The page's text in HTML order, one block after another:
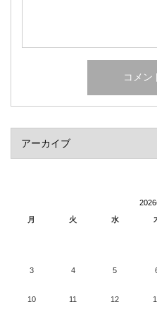
月
火 水
3 4 5
10 11 12